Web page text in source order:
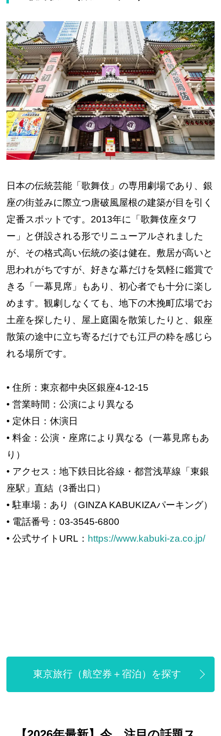
日本の伝統芸能「歌舞伎」の専用劇場であり、銀
座の街並みに際立つ唐破風屋根の建築が目を引く
定番スポットです。2013年に「歌舞伎座タワ
ー」と併設される形でリニューアルされました
が、その格式高い伝統の姿は健在。敷居が高いと
思われがちですが、好きな幕だけを気軽に鑑賞で
きる「一幕見席」もあり、初心者でも十分に楽し
めます。観劇しなくても、地下の木挽町広場でお
土産を探したり、屋上庭園を散策したりと、銀座
散策の途中に立ち寄るだけでも江戸の粋を感じら
れる場所です。
• 住所：東京都中央区銀座4-12-15
• 営業時間：公演により異なる
• 定休日：休演日
• 料金：公演・座席により異なる（一幕見席もあ
り）
• アクセス：地下鉄日比谷線・都営浅草線「東銀
座駅」直結（3番出口）
• 駐車場：あり（GINZA KABUKIZAパーキング）
• 電話番号：03-3545-6800
• 公式サイトURL： https://www.kabuki-za.co.jp/
東京旅行（航空券＋宿泊）を探す